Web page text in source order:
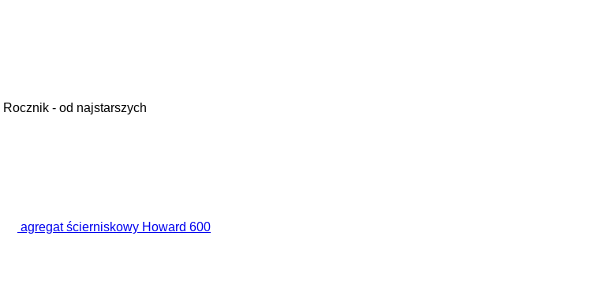
Rocznik - od najstarszych
agregat ścierniskowy Howard 600